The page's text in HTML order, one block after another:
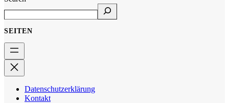
SEITEN
Datenschutzerklärung
Kontakt